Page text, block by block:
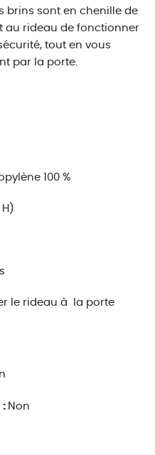
brins sont en chenille de
au rideau de fonctionner
tout en vous
par la porte.
100 %
le rideau à la porte
: Non